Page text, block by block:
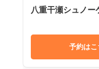
八重干瀬シュノー
予約はこ